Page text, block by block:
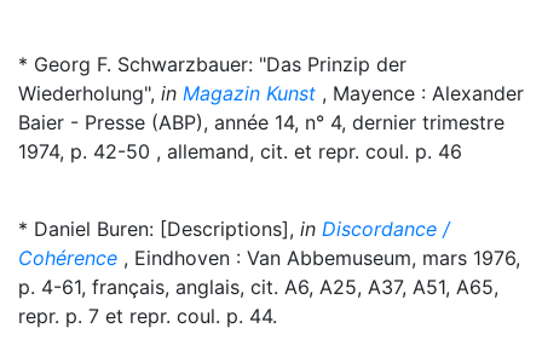
* Georg F. Schwarzbauer: "Das Prinzip der
Wiederholung", in Magazin Kunst , Mayence : Alexander
Baier - Presse (ABP), année 14, n° 4, dernier trimestre
1974, p. 42-50 , allemand, cit. et repr. coul. p. 46
* Daniel Buren: [Descriptions], in Discordance /
Cohérence , Eindhoven : Van Abbemuseum, mars 1976,
p. 4-61, français, anglais, cit. A6, A25, A37, A51, A65,
repr. p. 7 et repr. coul. p. 44.